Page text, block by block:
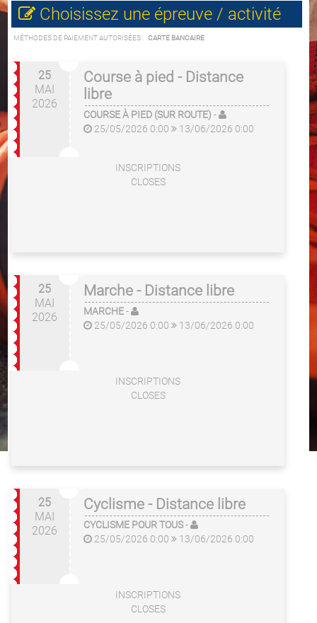
Choisissez une épreuve / activité
MÉTHODES DE PAIEMENT AUTORISÉES : CARTE BANCAIRE
25
MAI
2026
Course à pied - Distance
libre
COURSE À PIED (SUR ROUTE) -
25/05/2026 0:00
13/06/2026 0:00
INSCRIPTIONS
CLOSES
25
MAI
2026
Marche - Distance libre
MARCHE-
25/05/2026 0:00
13/06/2026 0:00
INSCRIPTIONS
CLOSES
25
MAI
2026
Cyclisme - Distance libre
CYCLISME POUR TOUS-
25/05/2026 0:00
13/06/2026 0:00
INSCRIPTIONS
CLOSES